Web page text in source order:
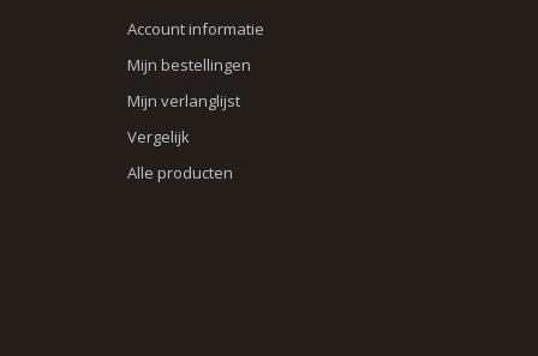
Account informatie
Mijn bestellingen
Mijn verlanglijst
Vergelijk
Alle producten